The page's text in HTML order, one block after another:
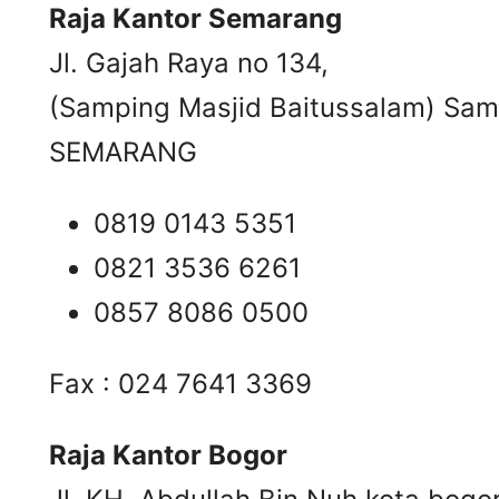
Raja Kantor Semarang
Jl. Gajah Raya no 134,
(Samping Masjid Baitussalam)
SEMARANG
0819 0143 5351
0821 3536 6261
0857 8086 0500
Fax : 024 7641 3369
Raja Kantor Bogor